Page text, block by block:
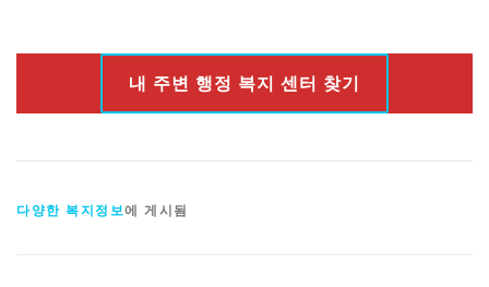
내 주변 행정 복지 센터 찾기
다양한 복지정보에 게시됨